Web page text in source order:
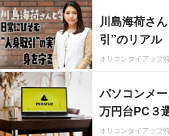
川島海荷さ
引”のリアル
オリコンタイアップ
パソコンメ
万円台PC３
オリコンタイアップ